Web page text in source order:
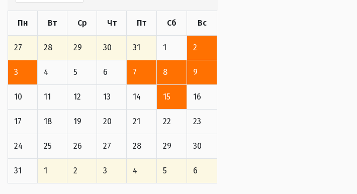
Пн Вт Ср Чт Пт Сб Вс
27 28 29 30 31 1 2
3 4 5 6 7 8 9
10 11 12 13 14 15 16
17 18 19 20 21 22 23
24 25 26 27 28 29 30
31 1 2 3 4 5 6